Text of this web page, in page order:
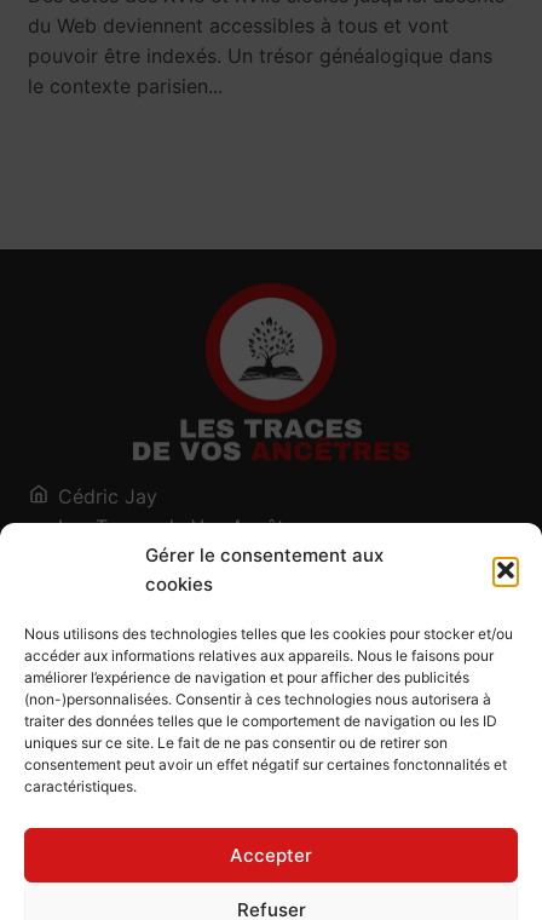
Gérer le consentement aux
cookies
Nous utilisons des technologies telles que les cookies pour stocker et/ou
accéder aux informations relatives aux appareils. Nous le faisons pour
améliorer l’expérience de navigation et pour afficher des publicités
(non-)personnalisées. Consentir à ces technologies nous autorisera à
traiter des données telles que le comportement de navigation ou les ID
uniques sur ce site. Le fait de ne pas consentir ou de retirer son
consentement peut avoir un effet négatif sur certaines fonctonnalités et
caractéristiques.
Accepter
Refuser
du Web deviennent accessibles à tous et vont
pouvoir être indexés. Un trésor généalogique dans
le contexte parisien...
Cédric Jay
Les Traces de Vos Ancêtres
120, chemin des Salines
73200 Albertville - Savoie
Blog
Outils généalogiques
Contact
Plan du site
Mentions légales
Politique de confidentialité
Politique de cookies (UE)